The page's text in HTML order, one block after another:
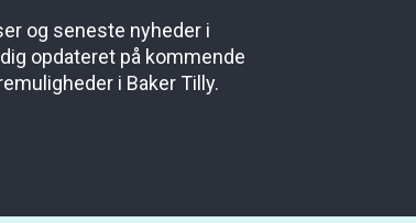
og seneste nyheder i
opdateret på kommende
i Baker Tilly.